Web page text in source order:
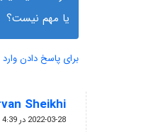
یا مهم نیست؟
برای پاسخ دادن
Sheikhi
گفته:
2022-03-28 در 4:39 ب.ظ